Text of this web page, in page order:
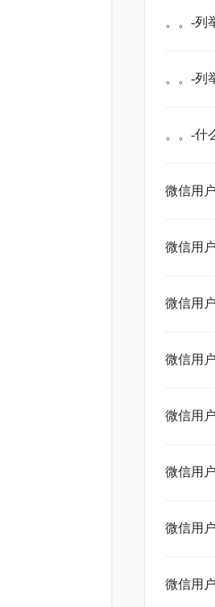
。。-列
。。-列
。。-什
微信用
微信用
微信用
微信用
微信用
微信用
微信用
微信用